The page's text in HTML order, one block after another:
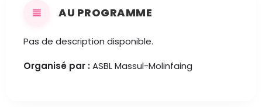
AU PROGRAMME
Pas de description disponible.
Organisé par :ASBL Massul-Molinfaing